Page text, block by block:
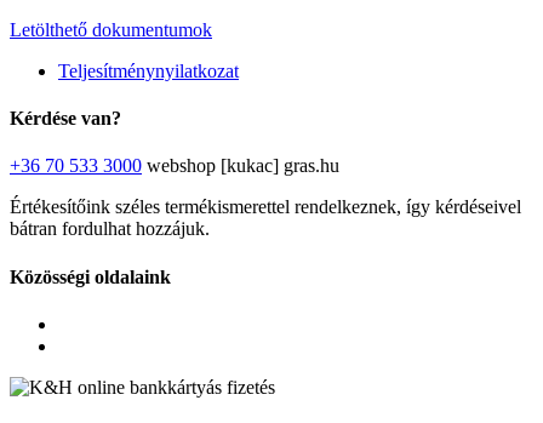
Letölthető dokumentumok
Teljesítménynyilatkozat
Kérdése van?
+36 70 533 3000 webshop [kukac] gras.hu
Értékesítőink széles termékismerettel rendelkeznek, így kérdéseivel
bátran fordulhat hozzájuk.
Közösségi oldalaink